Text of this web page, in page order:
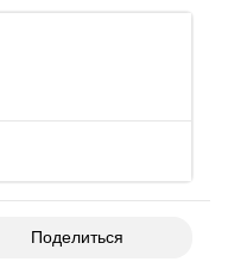
Поделиться